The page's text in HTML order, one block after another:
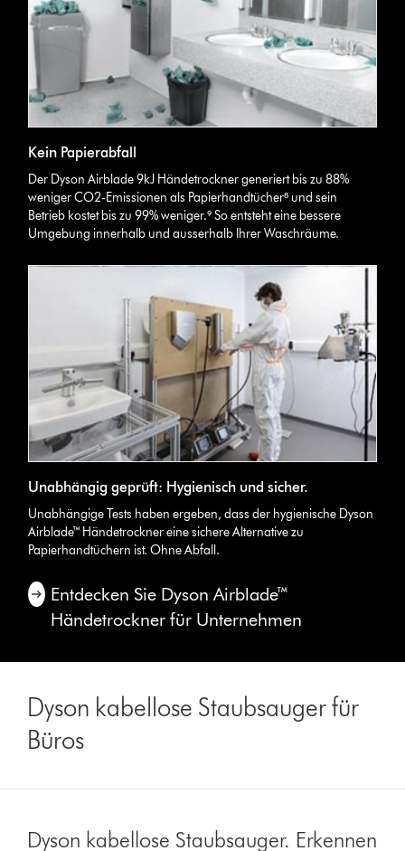
Kein Papierabfall
Der Dyson Airblade 9kJ Händetrockner generiert bis zu 88%
weniger CO2-Emissionen als Papierhandtücher⁸ und sein
Betrieb kostet bis zu 99% weniger.⁹ So entsteht eine bessere
Umgebung innerhalb und ausserhalb Ihrer Waschräume.
Unabhängig geprüft: Hygienisch und sicher.
Unabhängige Tests haben ergeben, dass der hygienische Dyson
Airblade™ Händetrockner eine sichere Alternative zu
Papierhandtüchern ist. Ohne Abfall.
Entdecken Sie Dyson Airblade™
Händetrockner für Unternehmen
Dyson kabellose Staubsauger für
Büros
Dyson kabellose Staubsauger. Erkennen